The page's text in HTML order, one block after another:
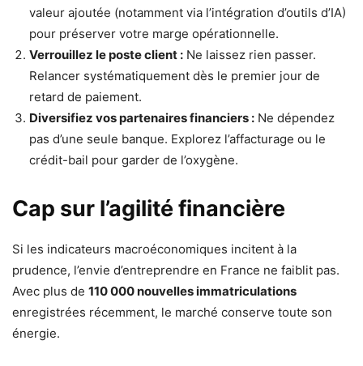
valeur ajoutée (notamment via l’intégration d’outils d’IA)
pour préserver votre marge opérationnelle.
Verrouillez le poste client : Ne laissez rien passer.
Relancer systématiquement dès le premier jour de
retard de paiement.
Diversifiez vos partenaires financiers : Ne dépendez
pas d’une seule banque. Explorez l’affacturage ou le
crédit-bail pour garder de l’oxygène.
Cap sur l’agilité financière
Si les indicateurs macroéconomiques incitent à la
prudence, l’envie d’entreprendre en France ne faiblit pas.
Avec plus de 110 000 nouvelles immatriculations
enregistrées récemment, le marché conserve toute son
énergie.